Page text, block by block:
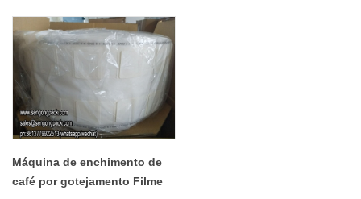
chá em pirâmide,
Máquina de enchimento de
café por gotejamento Filme